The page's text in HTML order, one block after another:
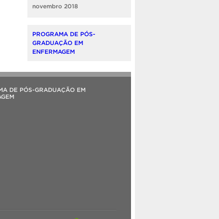
novembro 2018
PROGRAMA DE PÓS-
GRADUAÇÃO EM
ENFERMAGEM
DE PÓS-GRADUAÇÃO EM